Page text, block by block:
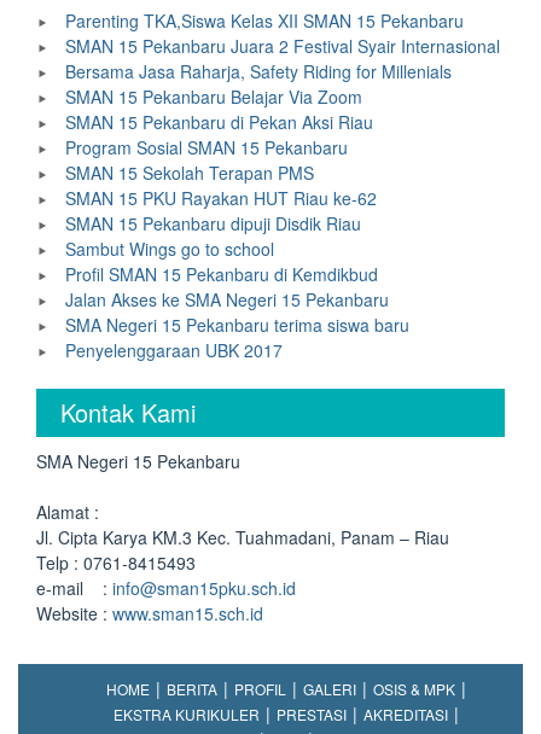
Parenting TKA,Siswa Kelas XII SMAN 15 Pekanbaru
SMAN 15 Pekanbaru Juara 2 Festival Syair Internasional
Bersama Jasa Raharja, Safety Riding for Millenials
SMAN 15 Pekanbaru Belajar Via Zoom
SMAN 15 Pekanbaru di Pekan Aksi Riau
Program Sosial SMAN 15 Pekanbaru
SMAN 15 Sekolah Terapan PMS
SMAN 15 PKU Rayakan HUT Riau ke-62
SMAN 15 Pekanbaru dipuji Disdik Riau
Sambut Wings go to school
Profil SMAN 15 Pekanbaru di Kemdikbud
Jalan Akses ke SMA Negeri 15 Pekanbaru
SMA Negeri 15 Pekanbaru terima siswa baru
Penyelenggaraan UBK 2017
Kontak Kami
SMA Negeri 15 Pekanbaru
Alamat :
Jl. Cipta Karya KM.3 Kec. Tuahmadani, Panam – Riau
Telp : 0761-8415493
e-mail : info@sman15pku.sch.id
Website : www.sman15.sch.id
HOME BERITA PROFIL GALERI
OSIS & MPK
EKSTRA KURIKULER
PRESTASI
AKREDITASI